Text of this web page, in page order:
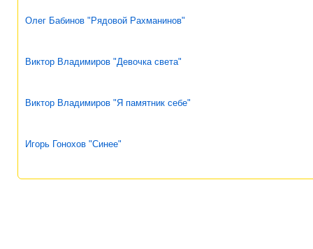
Олег Бабинов "Рядовой Рахманинов"
Виктор Владимиров "Девочка света"
Виктор Владимиров "Я памятник себе"
Игорь Гонохов "Синее"